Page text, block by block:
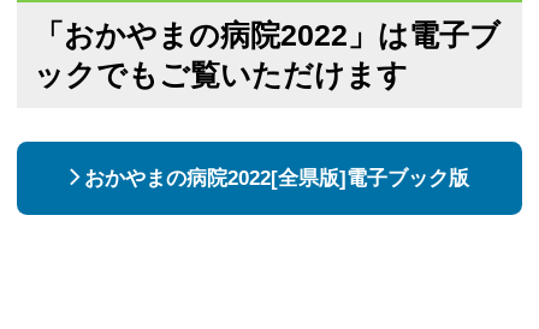
「おかやまの病院2022」は電子ブ
ックでもご覧いただけます
おかやまの病院2022[全県版]電子ブック版